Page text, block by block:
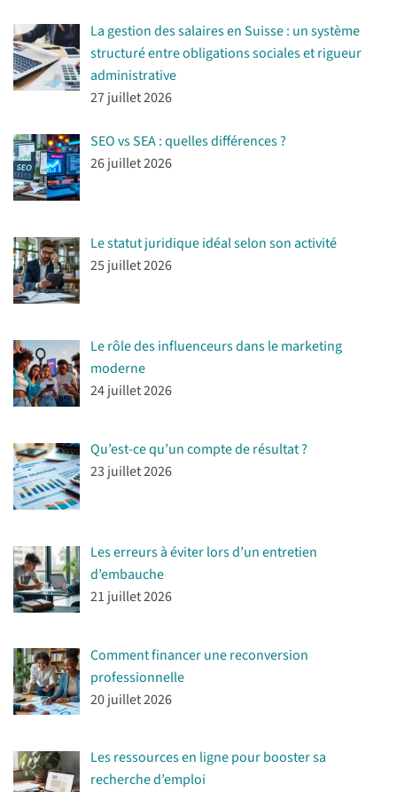
La gestion des salaires en Suisse : un système
structuré entre obligations sociales et rigueur
administrative
27 juillet 2026
SEO vs SEA : quelles différences ?
26 juillet 2026
Le statut juridique idéal selon son activité
25 juillet 2026
Le rôle des influenceurs dans le marketing
moderne
24 juillet 2026
Qu’est-ce qu’un compte de résultat ?
23 juillet 2026
Les erreurs à éviter lors d’un entretien
d’embauche
21 juillet 2026
Comment financer une reconversion
professionnelle
20 juillet 2026
Les ressources en ligne pour booster sa
recherche d’emploi